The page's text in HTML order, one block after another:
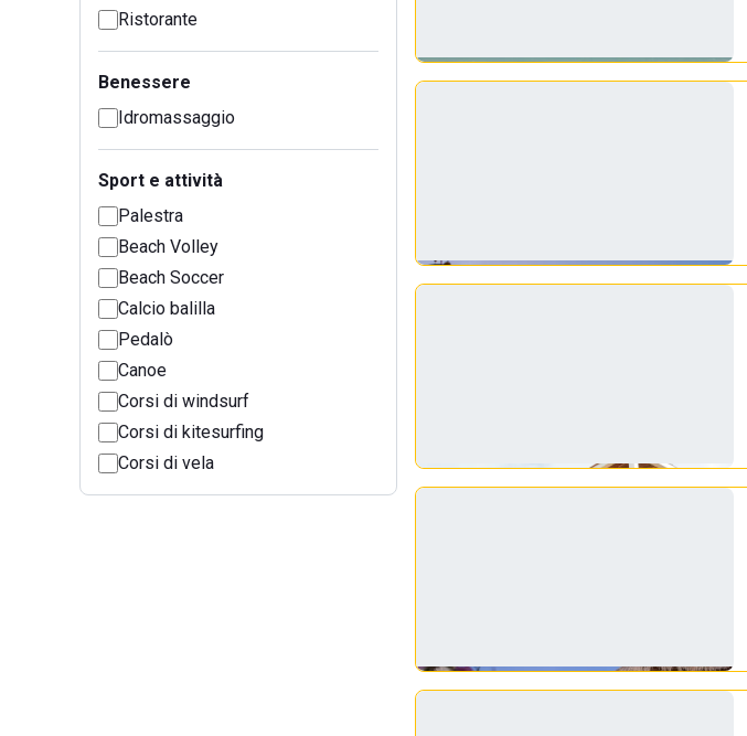
Ristorante
Benessere
Idromassaggio
Sport e attività
Palestra
Beach Volley
Beach Soccer
Calcio balilla
Pedalò
Canoe
Corsi di windsurf
Corsi di kitesurfing
Corsi di vela